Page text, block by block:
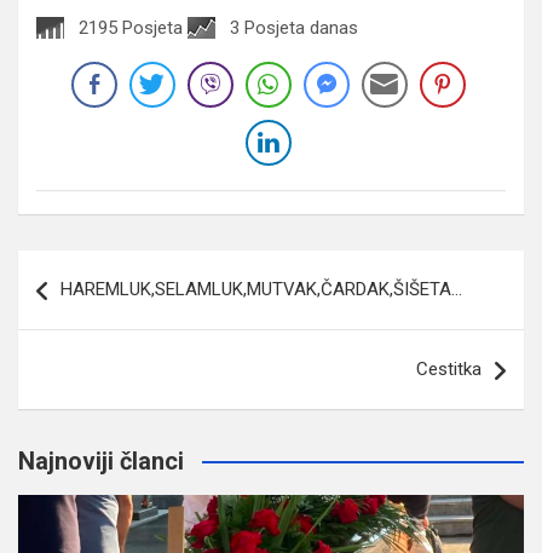
2195 Posjeta 3 Posjeta danas
članaka
HAREMLUK,SELAMLUK,MUTVAK,ČARDAK,ŠIŠETA…
Cestitka
Najnoviji članci